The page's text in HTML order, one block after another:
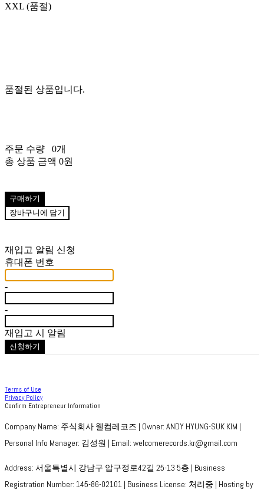
XXL (품절)
품절된 상품입니다.
주문 수량
0개
총 상품 금액 0원
구매하기
장바구니에 담기
재입고 알림 신청
휴대폰 번호
-
-
재입고 시 알림
신청하기
Terms of Use
Privacy Policy
Confirm Entrepreneur Information
Company Name: 주식회사 웰컴레코즈 | Owner: ANDY HYUNG-SUK KIM |
Personal Info Manager: 김성원 | Email: welcomerecords.kr@gmail.com
Address: 서울특별시 강남구 압구정로42길 25-13 5층 | Business
Registration Number: 145-86-02101 | Business License: 처리중 | Hosting by